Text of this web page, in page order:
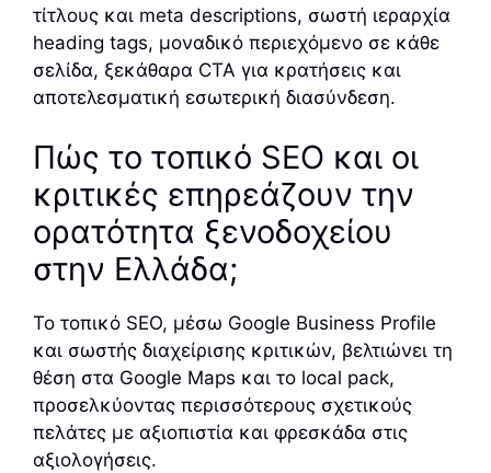
τίτλους και meta descriptions, σωστή ιεραρχία
heading tags, μοναδικό περιεχόμενο σε κάθε
σελίδα, ξεκάθαρα CTA για κρατήσεις και
αποτελεσματική εσωτερική διασύνδεση.
Πώς το τοπικό SEO και οι
κριτικές επηρεάζουν την
ορατότητα ξενοδοχείου
στην Ελλάδα;
Το τοπικό SEO, μέσω Google Business Profile
και σωστής διαχείρισης κριτικών, βελτιώνει τη
θέση στα Google Maps και το local pack,
προσελκύοντας περισσότερους σχετικούς
πελάτες με αξιοπιστία και φρεσκάδα στις
αξιολογήσεις.